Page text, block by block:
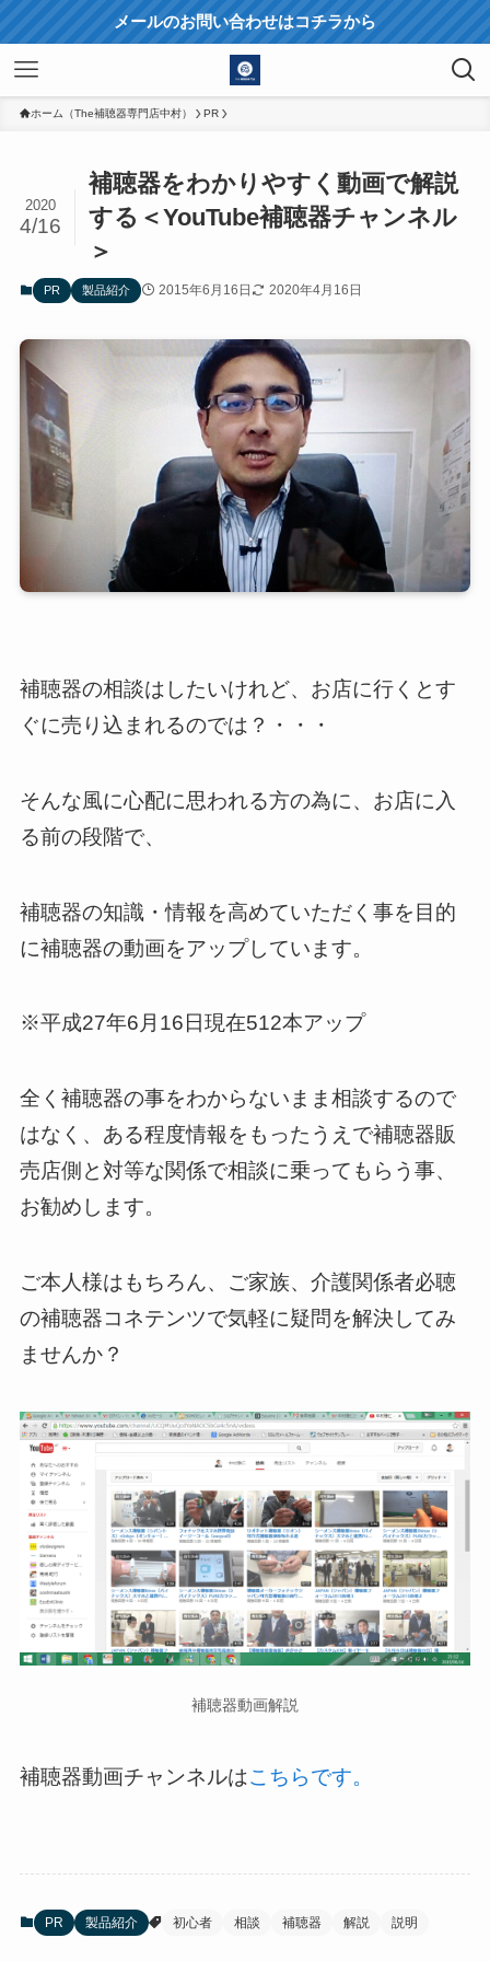
メールのお問い合わせはコチラから
ホーム（The補聴器専門店中村） PR
補聴器をわかりやすく動画で解説
する＜YouTube補聴器チャンネル
＞
2020
4/16
PR 製品紹介 2015年6月16日 2020年4月16日
補聴器の相談はしたいけれど、お店に行くとす
ぐに売り込まれるのでは？・・・
そんな風に心配に思われる方の為に、お店に入
る前の段階で、
補聴器の知識・情報を高めていただく事を目的
に補聴器の動画をアップしています。
※平成27年6月16日現在512本アップ
全く補聴器の事をわからないまま相談するので
はなく、ある程度情報をもったうえで補聴器販
売店側と 対等な関係で相談に乗ってもらう事、
お勧めします。
ご本人様はもちろん、ご家族、介護関係者必聴
の補聴器コネテンツで気軽に疑問を解決してみ
ませんか？
補聴器動画解説
補聴器動画チャンネルはこちらです。
PR 製品紹介 初心者 相談 補聴器 解説 説明